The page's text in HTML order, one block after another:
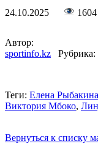
24.10.2025 1604
Автор:
sportinfo.kz
Рубрика:
Теги: Елена Рыбакина
Виктория Мбоко,
Вернуться к списку